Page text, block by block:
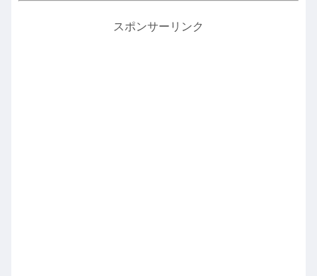
スポンサーリンク